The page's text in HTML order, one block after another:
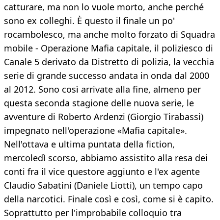
catturare, ma non lo vuole morto, anche perché
sono ex colleghi. È questo il finale un po'
rocambolesco, ma anche molto forzato di Squadra
mobile - Operazione Mafia capitale, il poliziesco di
Canale 5 derivato da Distretto di polizia, la vecchia
serie di grande successo andata in onda dal 2000
al 2012. Sono così arrivate alla fine, almeno per
questa seconda stagione delle nuova serie, le
avventure di Roberto Ardenzi (Giorgio Tirabassi)
impegnato nell'operazione «Mafia capitale».
Nell'ottava e ultima puntata della fiction,
mercoledì scorso, abbiamo assistito alla resa dei
conti fra il vice questore aggiunto e l'ex agente
Claudio Sabatini (Daniele Liotti), un tempo capo
della narcotici. Finale così e così, come si è capito.
Soprattutto per l'improbabile colloquio tra